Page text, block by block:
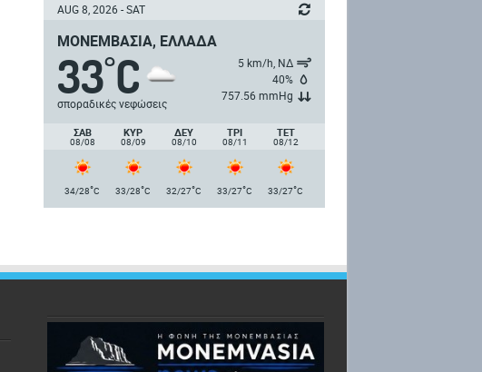
AUG 8, 2026 - SAT
ΜΟΝΕΜΒΑΣΙΆ, ΕΛΛΆΔΑ
33°C
σποραδικές νεφώσεις
5 km/h, ΝΔ
40%
757.56 mmHg
ΣΑΒ
08/08
ΚΥΡ
08/09
ΔΕΥ
08/10
ΤΡΙ
08/11
ΤΕΤ
08/12
34/28°C 33/28°C 32/27°C 33/27°C 33/27°C